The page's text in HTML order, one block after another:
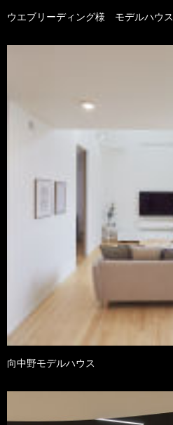
ウエブリーディング様 モデルハウス
向中野モデルハウス